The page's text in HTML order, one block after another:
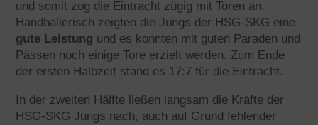
und somit zog die Eintracht zügig mit Toren an.
Handballerisch zeigten die Jungs der HSG-SKG eine
gute Leistung und es konnten mit guten Paraden und
Pässen noch einige Tore erzielt werden. Zum Ende
der ersten Halbzeit stand es 17:7 für die Eintracht.
In der zweiten Hälfte ließen langsam die Kräfte der
HSG-SKG Jungs nach, auch auf Grund fehlender